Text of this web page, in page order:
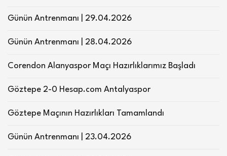
Günün Antrenmanı | 29.04.2026
Günün Antrenmanı | 28.04.2026
Corendon Alanyaspor Maçı Hazırlıklarımız Başladı
Göztepe 2-0 Hesap.com Antalyaspor
Göztepe Maçının Hazırlıkları Tamamlandı
Günün Antrenmanı | 23.04.2026